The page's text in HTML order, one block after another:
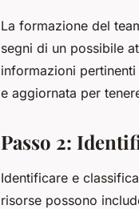
La formazione del
segni di un possibile
informazioni
e aggiornata per
Passo 2:
Identificare e
risorse possono